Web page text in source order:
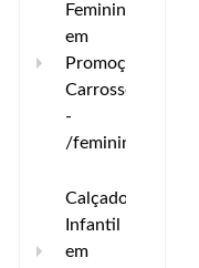
Feminino
em
Promoção
Carrossel
-
/feminino
Calçado
Infantil
em